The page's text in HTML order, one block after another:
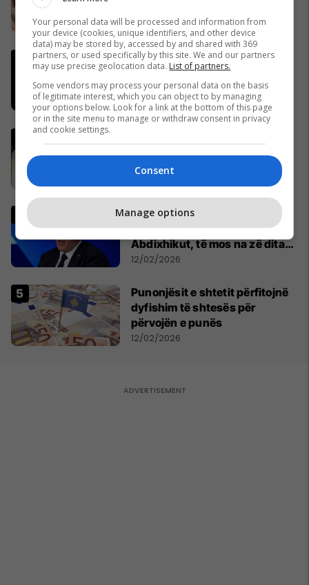
Hagë
15/02/2026
Udhëheqësit ushtarakë
gjermanë dhe britanikë
lëshojnë një paralajmërim të
përbashkët për rrezikun e
mundshëm rus
16/02/2026
29/01/2026
Haradinaj për presidentin: U
kam shkruar Hamzës dhe
Abdixhikut, të mos na zë dita
vendimtare pa plan
12/02/2026
Punonjësit e shtetit përfitojnë
dyfishim të shtesës për
përvojën e punës
12/02/2026
Your personal data will be processed and information from
your device (cookies, unique identifiers, and other device
data) may be stored by, accessed by and shared with 369
partners, or used specifically by this site. We and our partners
may use precise geolocation data. List of partners.
Some vendors may process your personal data on the basis
of legitimate interest, which you can object to by managing
your options below. Look for a link at the bottom of this page
or in the site menu to manage or withdraw consent in privacy
and cookie settings.
Consent
Manage options